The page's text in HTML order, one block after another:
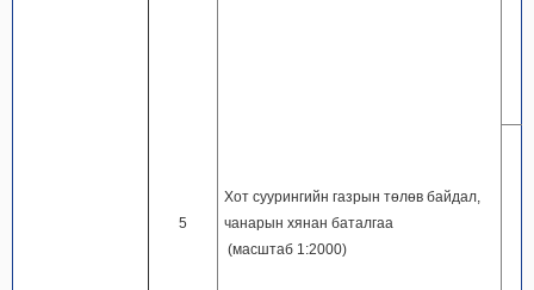
5
Хот суурингийн газрын төлөв байдал,
чанарын хянан баталгаа
(масштаб 1:2000)